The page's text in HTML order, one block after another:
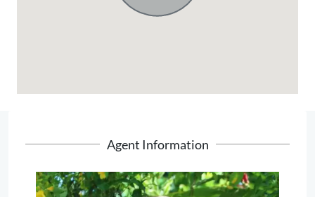
Agent Information